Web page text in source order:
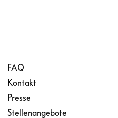
FAQ
Kontakt
Presse
Stellenangebote